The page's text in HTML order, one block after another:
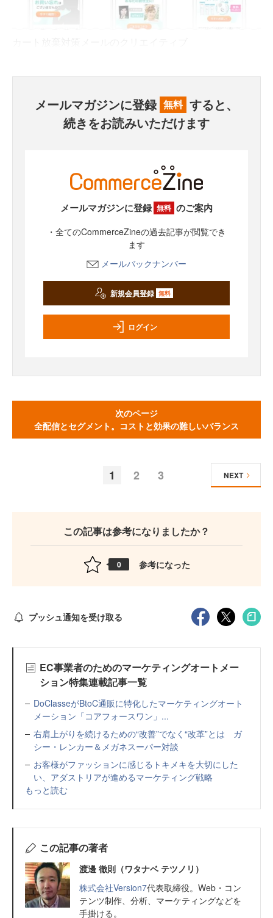
メールマガジンに登録 無料 すると、
続きをお読みいただけます
メールマガジンに登録 無料 のご案内
・全てのCommerceZineの過去記事が閲覧でき
ます
メールバックナンバー
新規会員登録 無料
ログイン
次のページ
全配信とセグメント。コストと効果の難しいバランス
1 2 3 NEXT
この記事は参考になりましたか？
0 参考になった
プッシュ通知を受け取る
EC事業者のためのマーケティングオートメー
ション特集連載記事一覧
DoClasseがBtoC通販に特化したマーケティングオート
メーション「コアフォースワン」...
右肩上がりを続けるための“改善”でなく“改革”とは ガ
シー・レンカー＆メガネスーパー対談
お客様がファッションに感じるトキメキを大切にした
い、アダストリアが進めるマーケティング戦略
もっと読む
この記事の著者
渡邊 徹則（ワタナベ テツノリ）
株式会社Version7代表取締役。Web・コン
テンツ制作、分析、マーケティングなどを
手掛ける。